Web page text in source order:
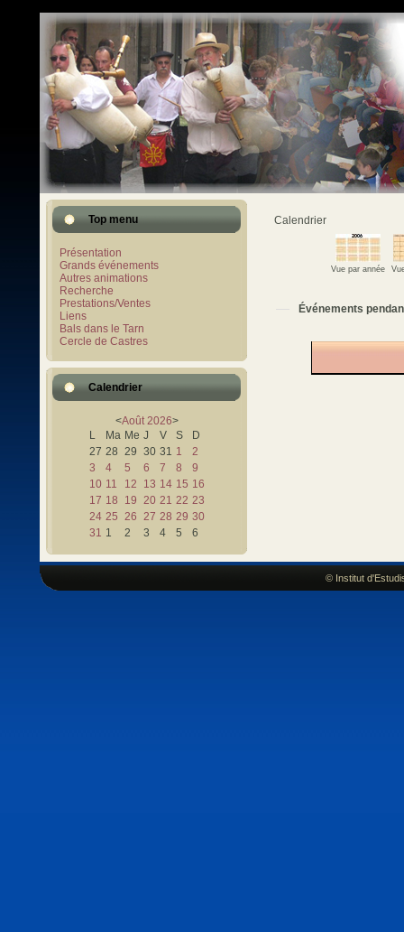
Top menu
Présentation
Grands événements
Autres animations
Recherche
Prestations/Ventes
Liens
Bals dans le Tarn
Cercle de Castres
Calendrier
<Août 2026>
L
Ma Me J V S
D
27 28 29 30 31 1
2
3
4 5 6 7 8
9
10 11 12 13 14 15 16
17 18 19 20 21 22 23
24 25 26 27 28 29 30
31 1 2 3 4 5 6
Calendrier
Vue par année
Événements
© Institut